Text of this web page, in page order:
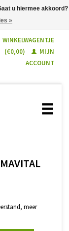
Nederlands
WINKELWAGENTJE
(€0,00)
MIJN
ACCOUNT
meer
u hiermee akkoord?
»